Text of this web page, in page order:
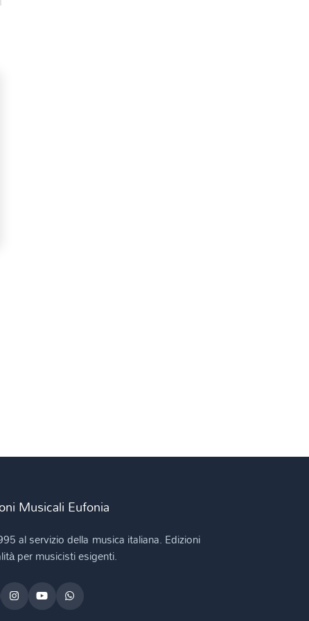
Musicali Eufonia
al servizio della musica italiana. Edizioni
per musicisti esigenti.